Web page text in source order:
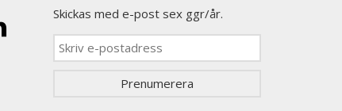
Skickas med e-post sex ggr/år.